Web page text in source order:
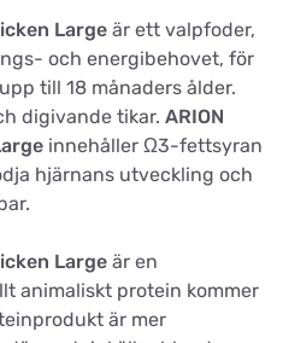
Large är ett valpfoder,
och energibehovet, för
till 18 månaders ålder.
digivande tikar. ARION
innehåller Ω3-fettsyran
hjärnans utveckling och
Large är en
animaliskt protein kommer
är mer